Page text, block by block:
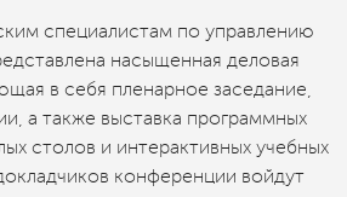
специалистам по управлению
насыщенная деловая
в себя пленарное заседание,
а также выставка программных
столов и интерактивных учебных
конференции войдут